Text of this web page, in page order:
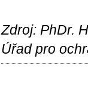
Zdroj: PhDr.
Úřad pro